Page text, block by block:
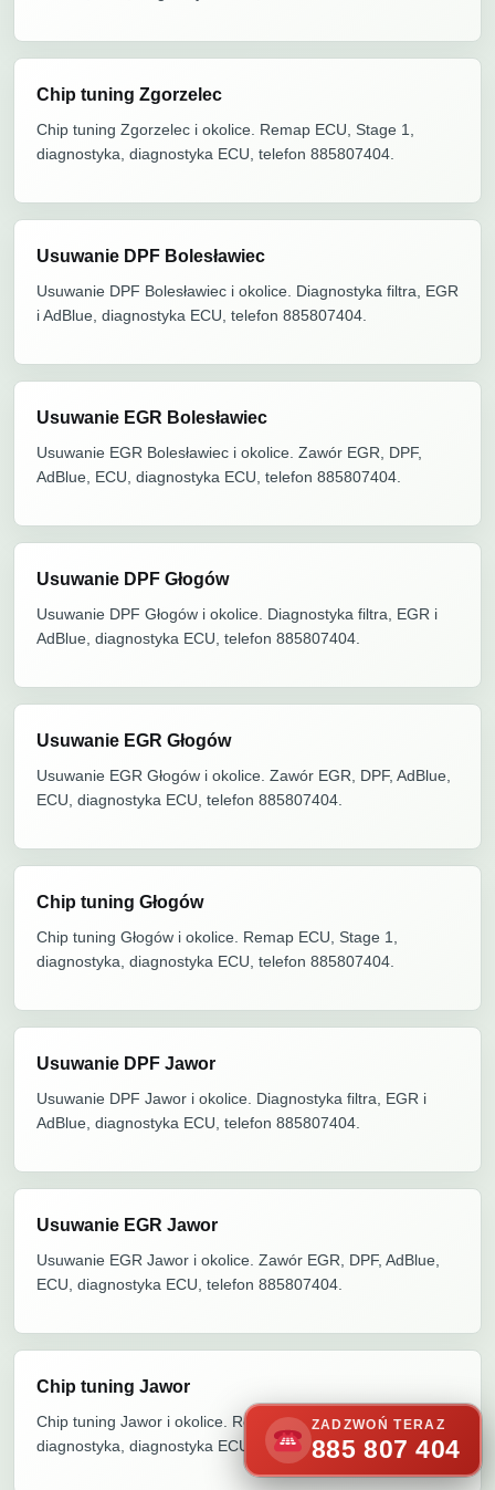
Chip tuning Zgorzelec
Chip tuning Zgorzelec i okolice. Remap ECU, Stage 1,
diagnostyka, diagnostyka ECU, telefon 885807404.
Usuwanie DPF Bolesławiec
Usuwanie DPF Bolesławiec i okolice. Diagnostyka filtra, EGR
i AdBlue, diagnostyka ECU, telefon 885807404.
Usuwanie EGR Bolesławiec
Usuwanie EGR Bolesławiec i okolice. Zawór EGR, DPF,
AdBlue, ECU, diagnostyka ECU, telefon 885807404.
Usuwanie DPF Głogów
Usuwanie DPF Głogów i okolice. Diagnostyka filtra, EGR i
AdBlue, diagnostyka ECU, telefon 885807404.
Usuwanie EGR Głogów
Usuwanie EGR Głogów i okolice. Zawór EGR, DPF, AdBlue,
ECU, diagnostyka ECU, telefon 885807404.
Chip tuning Głogów
Chip tuning Głogów i okolice. Remap ECU, Stage 1,
diagnostyka, diagnostyka ECU, telefon 885807404.
Usuwanie DPF Jawor
Usuwanie DPF Jawor i okolice. Diagnostyka filtra, EGR i
AdBlue, diagnostyka ECU, telefon 885807404.
Usuwanie EGR Jawor
Usuwanie EGR Jawor i okolice. Zawór EGR, DPF, AdBlue,
ECU, diagnostyka ECU, telefon 885807404.
Chip tuning Jawor
Chip tuning Jawor i okolice. Remap ECU, Stage 1,
diagnostyka, diagnostyka ECU, telefon 885807404.
ZADZWOŃ TERAZ
885 807 404